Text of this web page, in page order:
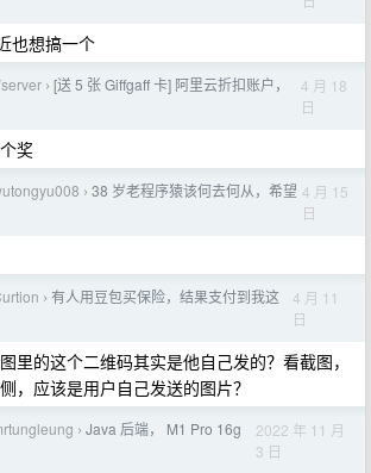
也想搞一个
› [送 5 张 Giffgaff 卡] 阿里云折扣账户，
4 月 18
日
奖
› 38 岁老程序猿该何去何从，希望 4 月 15
日
› 有人用豆包买保险，结果支付到我这
4 月 11
日
里的这个二维码其实是他自己发的？看截图，
，应该是用户自己发送的图片？
› Java 后端， M1 Pro 16g
2022 年 11 月
3 日